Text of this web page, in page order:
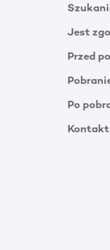
Jest
Przed
Po
Kontakt